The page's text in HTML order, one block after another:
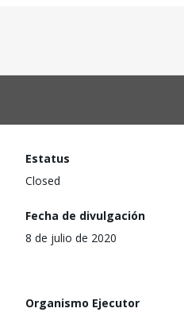
Estatus
Closed
Fecha de divulgación
8 de julio de 2020
Organismo Ejecutor